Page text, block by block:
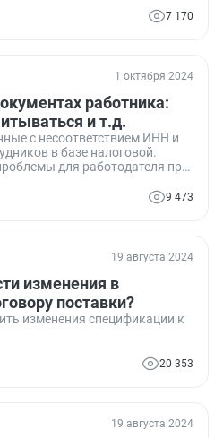
считаем, что если у них есть
7 170
1 октября 2024
работника:
и т.д.
с несоответствием ИНН и
в базе налоговой.
для работодателя при
9 473
19 августа 2024
изменения в
поставки?
изменения спецификации к
20 353
19 августа 2024